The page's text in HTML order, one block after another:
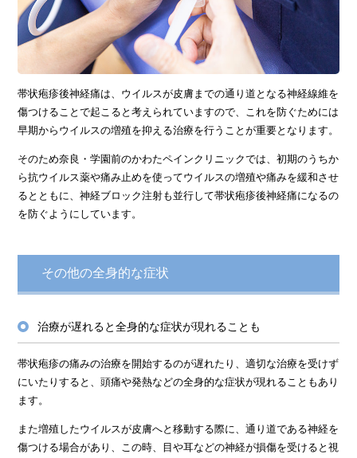
帯状疱疹後神経痛は、ウイルスが皮膚までの通り道となる神経線維を
傷つけることで起こると考えられていますので、これを防ぐためには
早期からウイルスの増殖を抑える治療を行うことが重要となります。
そのため奈良・学園前のかわたペインクリニックでは、初期のうちか
ら抗ウイルス薬や痛み止めを使ってウイルスの増殖や痛みを緩和させ
るとともに、神経ブロック注射も並行して帯状疱疹後神経痛になるの
を防ぐようにしています。
その他の全身的な症状
治療が遅れると全身的な症状が現れることも
帯状疱疹の痛みの治療を開始するのが遅れたり、適切な治療を受けず
にいたりすると、頭痛や発熱などの全身的な症状が現れることもあり
ます。
また増殖したウイルスが皮膚へと移動する際に、通り道である神経を
傷つける場合があり、この時、目や耳などの神経が損傷を受けると視